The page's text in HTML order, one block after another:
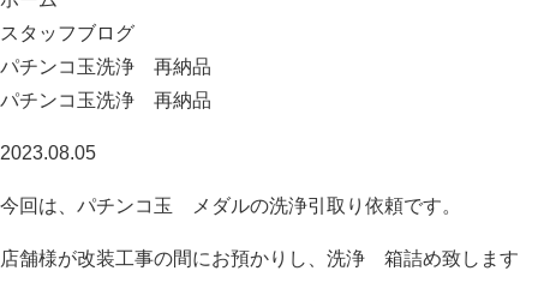
スタッフブログ
パチンコ玉洗浄 再納品
パチンコ玉洗浄 再納品
2023.08.05
今回は、パチンコ玉 メダルの洗浄引取り依頼です。
店舗様が改装工事の間にお預かりし、洗浄 箱詰め致します